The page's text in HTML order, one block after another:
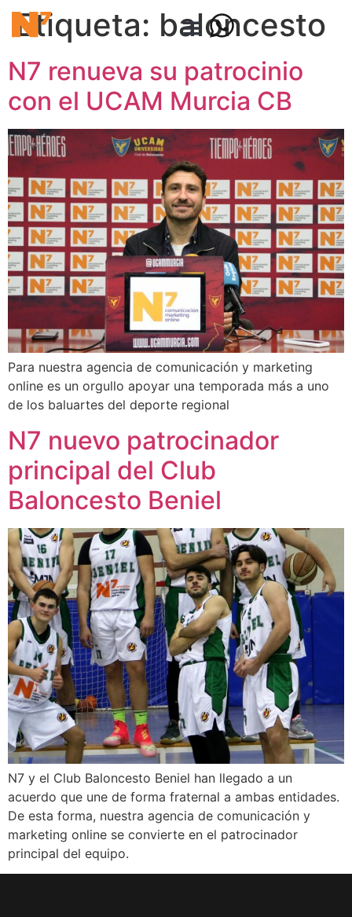
Etiqueta: baloncesto
N7 renueva su patrocinio
con el UCAM Murcia CB
Para nuestra agencia de comunicación y marketing
online es un orgullo apoyar una temporada más a uno
de los baluartes del deporte regional
N7 nuevo patrocinador
principal del Club
Baloncesto Beniel
N7 y el Club Baloncesto Beniel han llegado a un
acuerdo que une de forma fraternal a ambas entidades.
De esta forma, nuestra agencia de comunicación y
marketing online se convierte en el patrocinador
principal del equipo.